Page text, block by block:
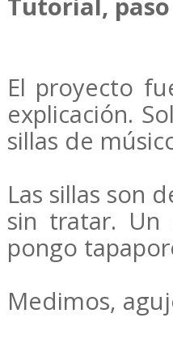
El proyecto
explicación.
sillas de
Las sillas son
sin tratar.
pongo
Medimos,